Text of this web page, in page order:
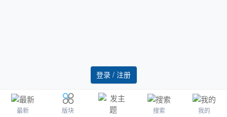
最新 版块 搜索 我的
登录 / 注册